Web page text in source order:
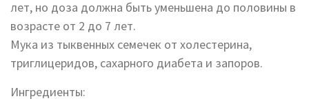
лет, но доза должна быть уменьшена до половины в
возрасте от 2 до 7 лет.
Мука из тыквенных семечек от холестерина,
триглицеридов, сахарного диабета и запоров.
Ингредиенты: